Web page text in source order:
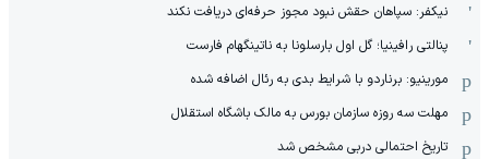
نیکفر: سپاهان حقش نبود مجوز حرفه‌ای دریافت نکند
پنالتی رافینیا؛ گل اول بارسلونا به ناتینگهام فارست
مورینیو: برناردو با شرایط بدی به رئال اضافه شده
مهلت سه روزه سازمان بورس به مالک باشگاه استقلال
تاریخ احتمالی دربی مشخص شد